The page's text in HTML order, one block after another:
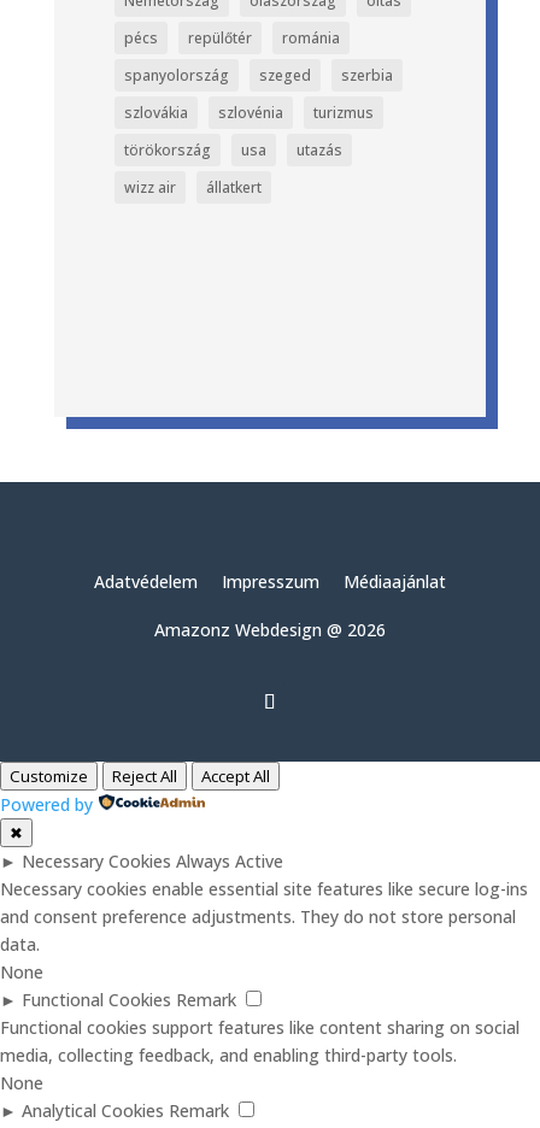
pécs
repülőtér
románia
spanyolország
szeged
szerbia
szlovákia
szlovénia
turizmus
törökország
usa
utazás
wizz air
állatkert
Adatvédelem Impresszum Médiaajánlat
Amazonz Webdesign @ 2026
Customize Reject All Accept All
Powered by
✖
► Necessary Cookies Always Active
Necessary cookies enable essential site features like secure log-ins
and consent preference adjustments. They do not store personal
data.
None
► Functional Cookies Remark
Functional cookies support features like content sharing on social
media, collecting feedback, and enabling third-party tools.
None
► Analytical Cookies Remark